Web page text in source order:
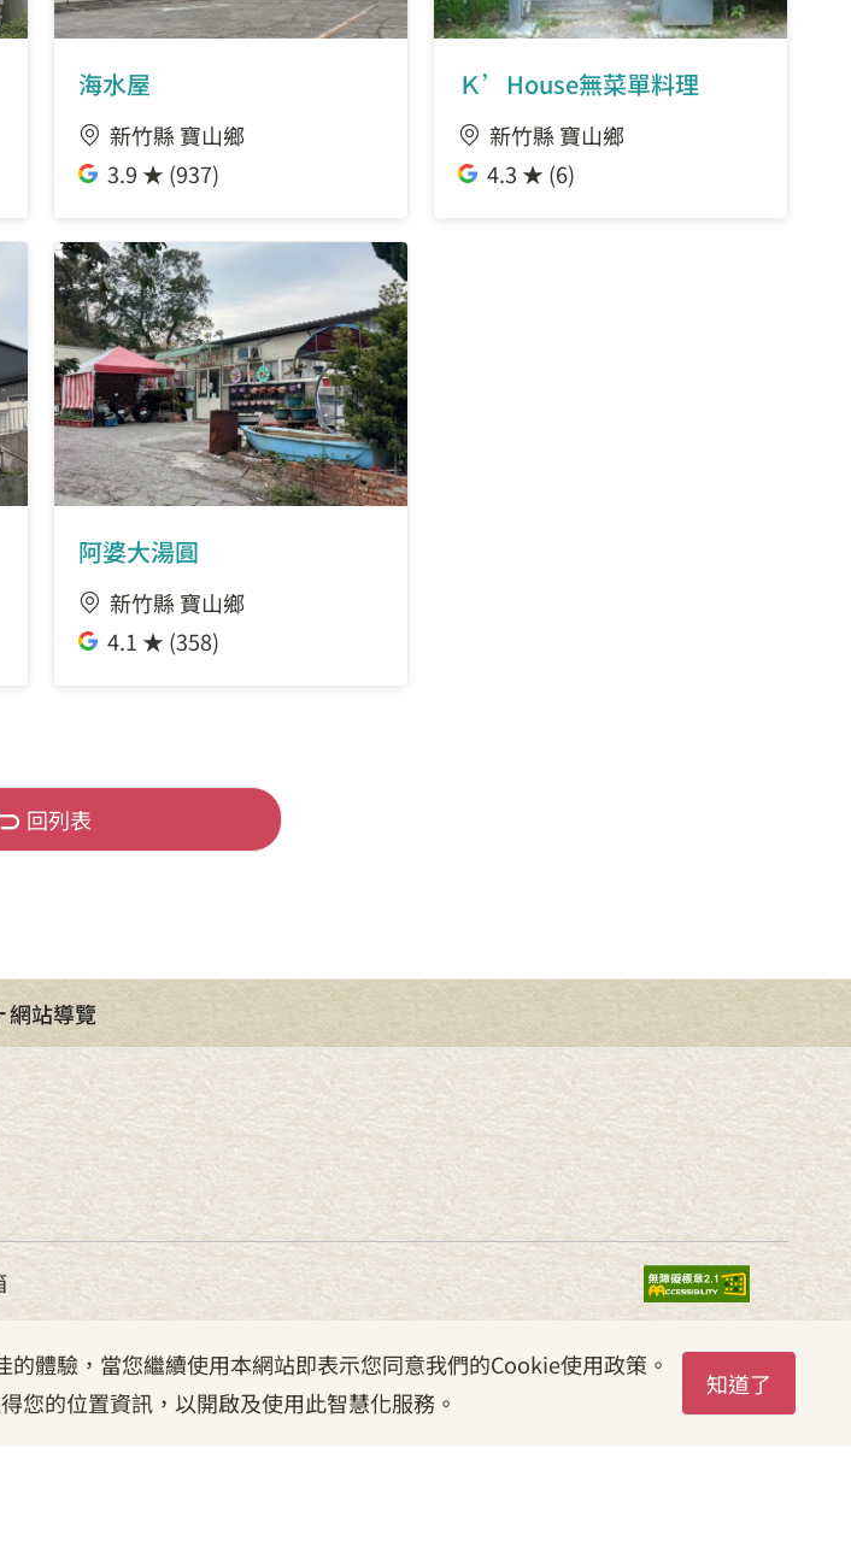
體驗，當您繼續使用本網站即表示您同意我們的Cookie使用政策。
您的位置資訊，以開啟及使用此智慧化服務。
知道了
海水屋
新竹縣 寶山鄉
3.9 ★ (937)
Ｋ’House無菜單料理
新竹縣 寶山鄉
4.3 ★ (6)
阿婆大湯圓
新竹縣 寶山鄉
4.1 ★ (358)
回列表
網站導覽